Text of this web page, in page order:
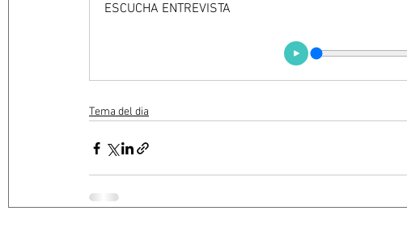
ESCUCHA ENTREVISTA
Tema del dia